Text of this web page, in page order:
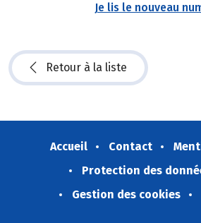
Je lis le nouveau
Retour à la liste
Accueil Contact
Protection des
Gestion des cookies